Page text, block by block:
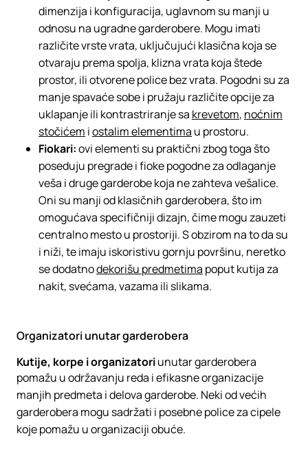
dimenzija i konfiguracija, uglavnom su manji u
odnosu na ugradne garderobere. Mogu imati
različite vrste vrata, uključujući klasična koja se
otvaraju prema spolja, klizna vrata koja štede
prostor, ili otvorene police bez vrata. Pogodni su za
manje spavaće sobe i pružaju različite opcije za
uklapanje ili kontrastriranje sa krevetom, noćnim
stočićem iostalim elementima u prostoru.
Fiokari:ovi elementi su praktični zbog toga što
poseduju pregrade i fioke pogodne za odlaganje
veša i druge garderobe koja ne zahteva vešalice.
Oni su manji od klasičnih garderobera, što im
omogućava specifičniji dizajn, čime mogu zauzeti
centralno mesto u prostoriji. S obzirom na to da su
i niži, te imaju iskoristivu gornju površinu, neretko
se dodatnodekorišu predmetima poput kutija za
nakit, svećama, vazama ili slikama.
Organizatori unutar garderobera
Kutije, korpe i organizatoriunutar garderobera
pomažu u održavanju reda i efikasne organizacije
manjih predmeta i delova garderobe. Neki od većih
garderobera mogu sadržati i posebne police za cipele
koje pomažu u organizaciji obuće.